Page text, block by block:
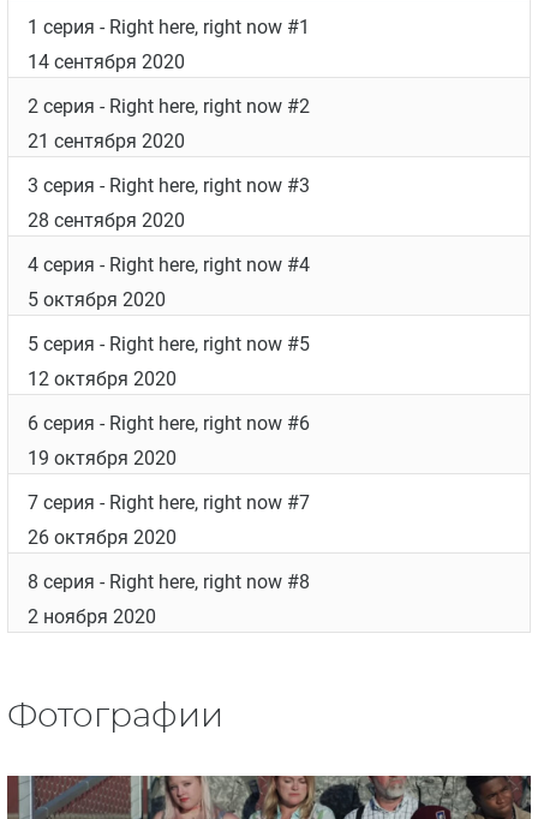
1 серия - Right here, right now #1
14 сентября 2020
2 серия - Right here, right now #2
21 сентября 2020
3 серия - Right here, right now #3
28 сентября 2020
4 серия - Right here, right now #4
5 октября 2020
5 серия - Right here, right now #5
12 октября 2020
6 серия - Right here, right now #6
19 октября 2020
7 серия - Right here, right now #7
26 октября 2020
8 серия - Right here, right now #8
2 ноября 2020
Фотографии